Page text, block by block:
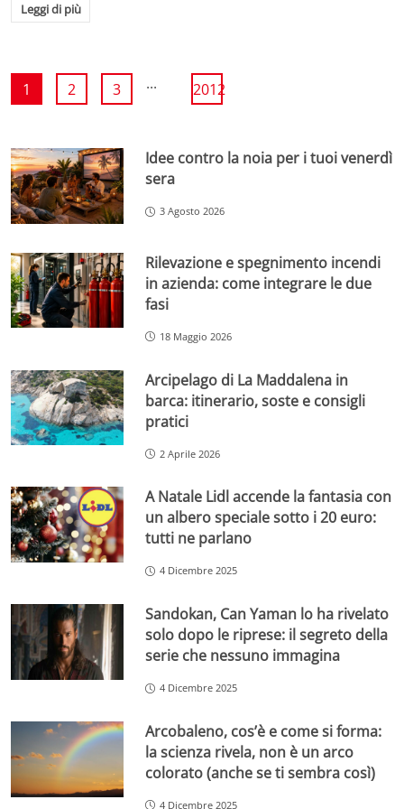
Leggi di più
1 2 3 ... 2012
Idee contro la noia per i tuoi venerdì
sera
3 Agosto 2026
Rilevazione e spegnimento incendi
in azienda: come integrare le due
fasi
18 Maggio 2026
Arcipelago di La Maddalena in
barca: itinerario, soste e consigli
pratici
2 Aprile 2026
A Natale Lidl accende la fantasia con
un albero speciale sotto i 20 euro:
tutti ne parlano
4 Dicembre 2025
Sandokan, Can Yaman lo ha rivelato
solo dopo le riprese: il segreto della
serie che nessuno immagina
4 Dicembre 2025
Arcobaleno, cos’è e come si forma:
la scienza rivela, non è un arco
colorato (anche se ti sembra così)
4 Dicembre 2025